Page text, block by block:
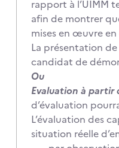
rapport à l’UIMM
afin de montrer
mises en œuvre
La présentation
candidat de
Ou
Evaluation à partir
d’évaluation
L’évaluation des
situation réelle